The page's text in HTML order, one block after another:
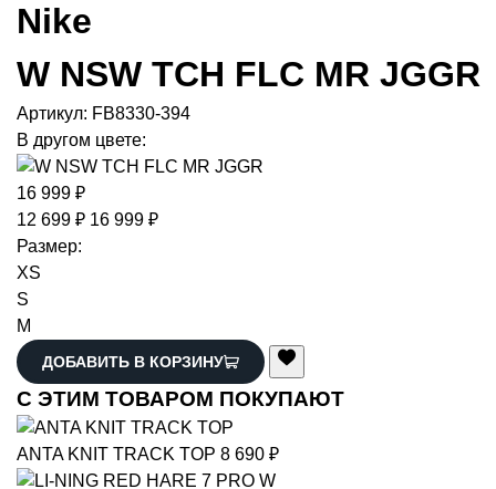
Nike
W NSW TCH FLC MR JGGR
Артикул: FB8330-394
В другом цвете:
16 999 ₽
12 699 ₽ 16 999 ₽
Размер:
XS
S
M
ДОБАВИТЬ В КОРЗИНУ
С ЭТИМ ТОВАРОМ ПОКУПАЮТ
ANTA KNIT TRACK TOP 8 690 ₽